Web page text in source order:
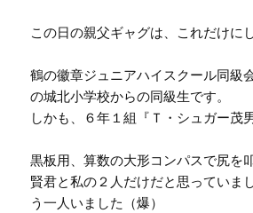
この日の親父ギャグは、これだけに
鶴の徽章ジュニアハイスクール同級
の城北小学校からの同級生です。
しかも、６年１組『Ｔ・シュガー茂
黒板用、算数の大形コンパスで尻を
賢君と私の２人だけだと思っていま
う一人いました（爆）